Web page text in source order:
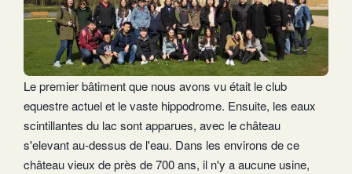
Le premier bâtiment que nous avons vu était le club
equestre actuel et le vaste hippodrome. Ensuite, les eaux
scintillantes du lac sont apparues, avec le château
s'elevant au-dessus de l'eau. Dans les environs de ce
château vieux de près de 700 ans, il n'y a aucune usine,